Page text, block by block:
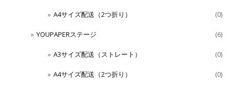
A4サイズ配送（2つ折り） (0)
YOUPAPERステージ (6)
A3サイズ配送（ストレート） (0)
A4サイズ配送（2つ折り） (0)